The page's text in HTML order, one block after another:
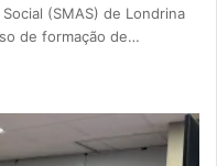
(SMAS) de Londrina
de formação de…